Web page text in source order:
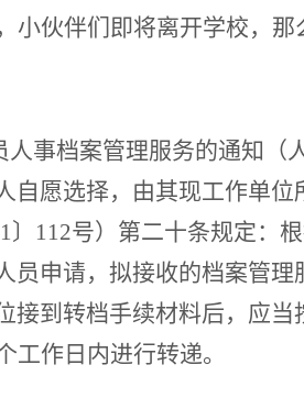
小伙伴们即将离开学校，
事档案管理服务的通知（
愿选择，由其现工作单
〕112号）第二十条规定：
员申请，拟接收的档案管理
到转档手续材料后，应
工作日内进行转递。